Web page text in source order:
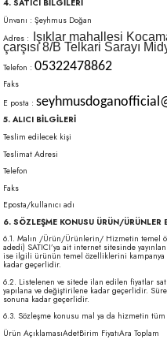
4. SATICI BİLGİLERİ
Ünvanı : Şeyhmus Doğan
Adres :
Işıklar mahallesi
çarşısı 8/B Telkari Sarayı
Telefon : 05322478862
Faks
E posta :
5. ALICI BİLGİLERİ
Teslim edilecek kişi
Teslimat Adresi
Telefon
Faks
Eposta/kullanıcı adı
6. SÖZLEŞME KONUSU ÜRÜN/ÜRÜNLER
6.1. Malın /Ürün/Ürünlerin/ Hizmetin temel
adedi) SATICI’ya ait internet sitesinde
ise ilgili ürünün temel özelliklerini
kadar geçerlidir.
6.2. Listelenen ve sitede ilan edilen fiyatlar
yapılana ve değiştirilene kadar geçerlidir.
sonuna kadar geçerlidir.
6.3. Sözleşme konusu mal ya da hizmetin
Ürün AçıklamasıAdetBirim FiyatıAra Toplam